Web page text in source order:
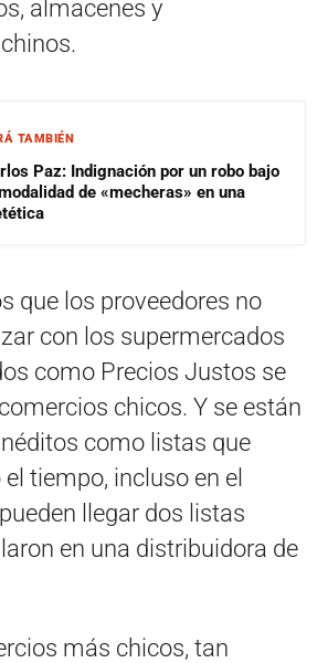
almacenes y
TAMBIÉN
Paz: Indignación por un robo bajo
de «mecheras» en una
que los proveedores no
con los supermercados
como Precios Justos se
chicos. Y se están
como listas que
tiempo, incluso en el
llegar dos listas
en una distribuidora de
más chicos, tan